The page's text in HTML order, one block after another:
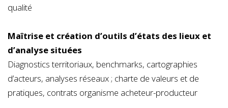
qualité
Maîtrise et création d’outils d’états des lieux et
d’analyse situées
Diagnostics territoriaux, benchmarks, cartographies
d’acteurs, analyses réseaux ; charte de valeurs et de
pratiques, contrats organisme acheteur-producteur